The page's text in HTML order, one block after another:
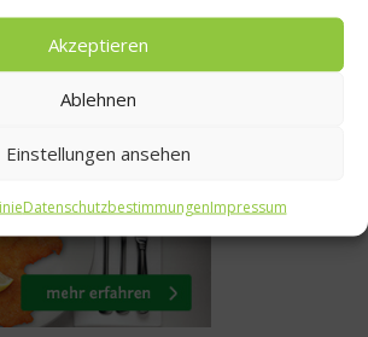
Akzeptieren
Ablehnen
Einstellungen ansehen
DatenschutzbestimmungenImpressum